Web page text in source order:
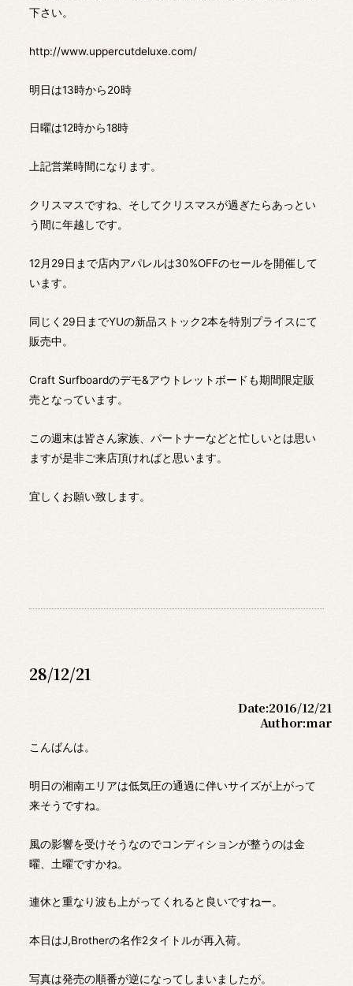
下さい。
http://www.uppercutdeluxe.com/
明日は13時から20時
日曜は12時から18時
上記営業時間になります。
クリスマスですね、そしてクリスマスが過ぎたらあっとい
う間に年越しです。
12月29日まで店内アパレルは30%OFFのセールを開催して
います。
同じく29日までYUの新品ストック2本を特別プライスにて
販売中。
Craft Surfboardのデモ&アウトレットボードも期間限定販
売となっています。
この週末は皆さん家族、パートナーなどと忙しいとは思い
ますが是非ご来店頂ければと思います。
宜しくお願い致します。
28/12/21
Date:2016/12/21
Author:mar
こんばんは。
明日の湘南エリアは低気圧の通過に伴いサイズが上がって
来そうですね。
風の影響を受けそうなのでコンディションが整うのは金
曜、土曜ですかね。
連休と重なり波も上がってくれると良いですねー。
本日はJ,Brotherの名作2タイトルが再入荷。
写真は発売の順番が逆になってしまいましたが。